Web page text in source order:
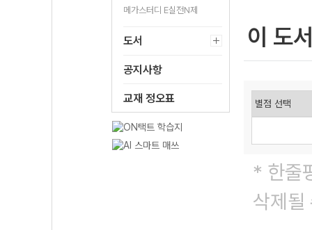
메가스터디 E실전N제
도서
공지사항
교재 정오표
이 도
* 한줄
삭제될